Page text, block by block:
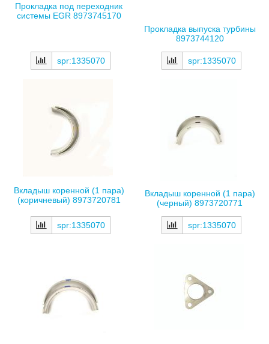
Прокладка под переходник
системы EGR 8973745170
spr:1335070
Прокладка выпуска турбины
8973744120
spr:1335070
Вкладыш коренной (1 пара)
(коричневый) 8973720781
spr:1335070
Вкладыш коренной (1 пара)
(черный) 8973720771
spr:1335070